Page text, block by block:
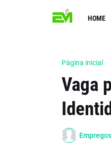
HOME
Página inicial
Vaga